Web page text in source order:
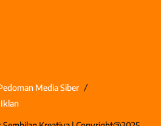
Media Siber
Iklan